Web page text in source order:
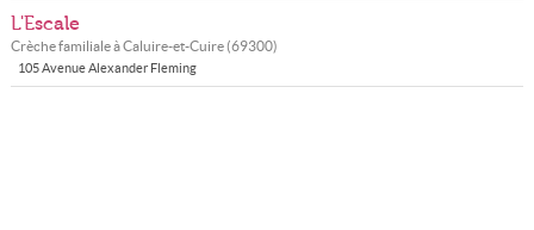
L'Escale
Crèche familiale àCaluire-et-Cuire(69300)
105 Avenue Alexander Fleming